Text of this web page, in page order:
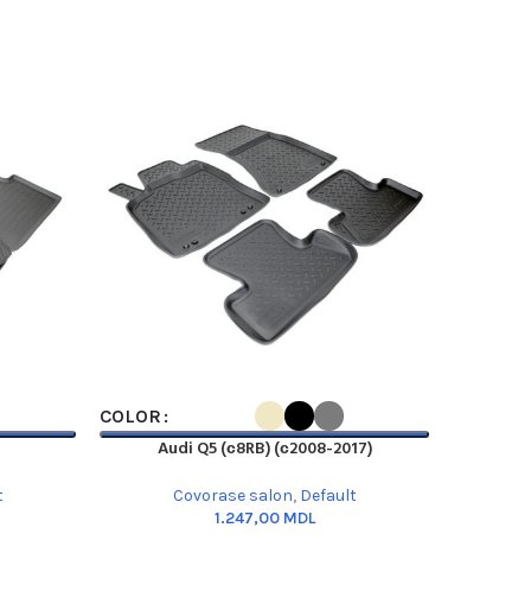
SELECT OPTIONS
COLOR
Audi Q5 (с8RB) (с2008-2017)
Covorase salon, Default
MDL